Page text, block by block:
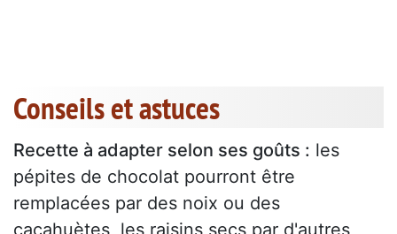
Conseils et astuces
Recette à adapter selon ses goûts : les
pépites de chocolat pourront être
remplacées par des noix ou des
cacahuètes, les raisins secs par d'autres